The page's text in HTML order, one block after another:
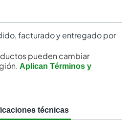
facturado y entregado por
pueden cambiar
Aplican Términos y
técnicas